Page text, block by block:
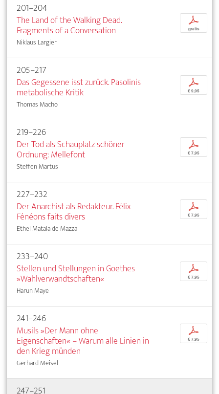
201–204
The Land of the Walking Dead.
Fragments of a Conversation
Niklaus Largier
p
gratis
205–217
Das Gegessene isst zurück. Pasolinis
metabolische Kritik
Thomas Macho
p
€ 9,95
219–226
Der Tod als Schauplatz schöner
Ordnung: Mellefont
Steffen Martus
p
€ 7,95
227–232
Der Anarchist als Redakteur. Félix
Fénéons faits divers
Ethel Matala de Mazza
p
€ 7,95
233–240
Stellen und Stellungen in Goethes
»Wahlverwandtschaften«
Harun Maye
p
€ 7,95
241–246
Musils »Der Mann ohne
Eigenschaften« – Warum alle Linien in
den Krieg münden
Gerhard Meisel
p
€ 7,95